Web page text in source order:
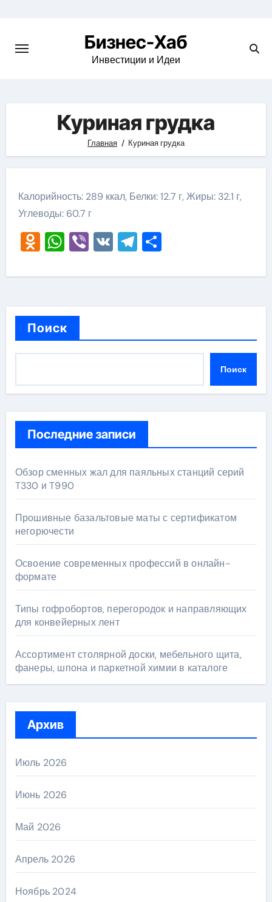
content
Бизнес-Хаб
Инвестиции и Идеи
Куриная грудка
Главная Куриная грудка
Калорийность: 289 ккал, Белки: 12.7 г, Жиры: 32.1 г,
Углеводы: 60.7 г
Odnoklassniki
WhatsApp
Viber
VKTelegram
Отправить
Поиск
Поиск
Последние записи
Обзор сменных жал для паяльных станций серий
T330 и T990
Прошивные базальтовые маты с сертификатом
негорючести
Освоение современных профессий в онлайн-
формате
Типы гофробортов, перегородок и направляющих
для конвейерных лент
Ассортимент столярной доски, мебельного щита,
фанеры, шпона и паркетной химии в каталоге
Архив
Июль 2026
Июнь 2026
Май 2026
Апрель 2026
Ноябрь 2024